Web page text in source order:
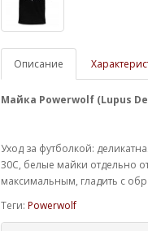
Описание
Майка Powerwolf (Lupus
Уход за футболкой:
30С, белые майки отдельно
максимальным, гладить с
Теги: Powerwolf